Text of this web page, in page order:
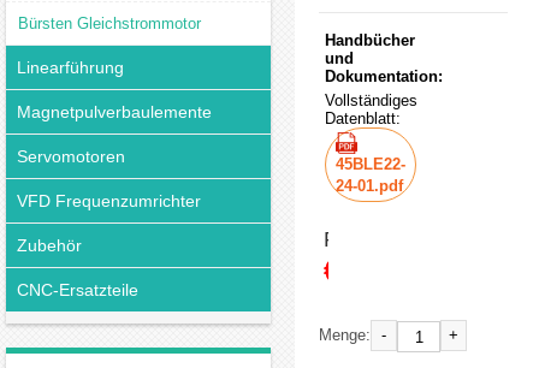
Bürsten Gleichstrommotor
Linearführung
Magnetpulverbaulemente
Servomotoren
VFD Frequenzumrichter
Zubehör
CNC-Ersatzteile
Handbücher
und
Dokumentation:
Vollständiges
Datenblatt:
45BLE22-
24-01.pdf
Preis:
€109.96
Menge: - +